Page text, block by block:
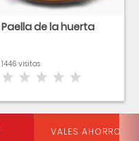
Paella de la huerta
1446 visitas
VALES AHORRO